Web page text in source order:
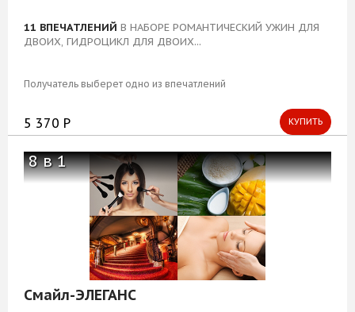
11 ВПЕЧАТЛЕНИЙ В НАБОРЕ РОМАНТИЧЕСКИЙ УЖИН ДЛЯ
ДВОИХ, ГИДРОЦИКЛ ДЛЯ ДВОИХ...
Получатель выберет одно из впечатлений
5 370 Р КУПИТЬ
8 в 1
Смайл-ЭЛЕГАНС